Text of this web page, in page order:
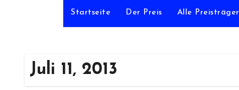
Startseite Der Preis Alle Preisträger
Juli 11, 2013